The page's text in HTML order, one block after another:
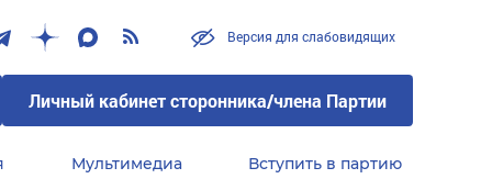
Версия для слабовидящих
Личный кабинет сторонника/члена Партии
Мультимедиа Вступить в партию